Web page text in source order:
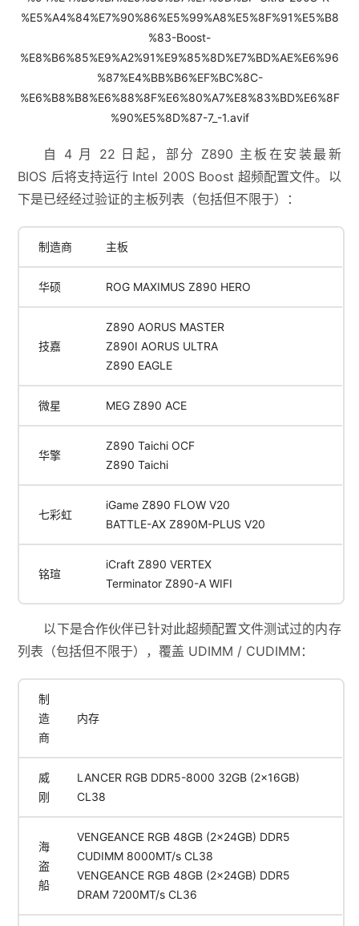
自 4 月 22 日起，部分 Z890 主板在安装最新
BIOS 后将支持运行 Intel 200S Boost 超频配置文件。以
下是已经经过验证的主板列表（包括但不限于）：
制造商 主板
华硕 ROG MAXIMUS Z890 HERO
技嘉
Z890 AORUS MASTER
Z890I AORUS ULTRA
Z890 EAGLE
微星 MEG Z890 ACE
华擎
Z890 Taichi OCF
Z890 Taichi
七彩虹
iGame Z890 FLOW V20
BATTLE-AX Z890M-PLUS V20
铭瑄
iCraft Z890 VERTEX
Terminator Z890-A WIFI
以下是合作伙伴已针对此超频配置文件测试过的内存
列表（包括但不限于），覆盖 UDIMM / CUDIMM：
制
造
商
内存
威
刚
LANCER RGB DDR5-8000 32GB (2x16GB)
CL38
海
盗
船
VENGEANCE RGB 48GB (2x24GB) DDR5
CUDIMM 8000MT/s CL38
VENGEANCE RGB 48GB (2x24GB) DDR5
DRAM 7200MT/s CL36